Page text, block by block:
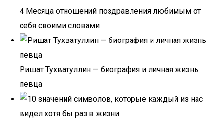
4 Месяца отношений поздравления любимым от
себя своими словами
Ришат Тухватуллин — биография и личная жизнь
певца